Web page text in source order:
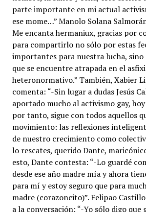
parte importante en mi actual
ese mome…” Manolo Solana
Me encanta hermaniux, gracias por
para compartirlo no sólo por estas
importantes para nuestra lucha, sino
que se encuentre atrapada en el
heteronormativo.” También, Xabier
comenta: “-Sin lugar a dudas Jesús
aportado mucho al activismo gay,
por tanto, sigue con todos aquellos
movimiento: las reflexiones
de nuestro crecimiento como
lo rescates, querido Dante,
esto, Dante contesta: “-Lo guardé
desde ese año madre mía y ahora
para mí y estoy seguro que para
madre (corazoncito)”. Felipao
a la conversación: “-Yo sólo digo que